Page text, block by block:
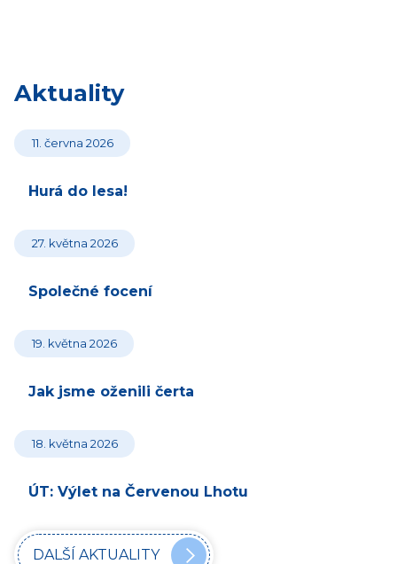
Aktuality
11. června 2026
Hurá do lesa!
27. května 2026
Společné focení
19. května 2026
Jak jsme oženili čerta
18. května 2026
ÚT: Výlet na Červenou Lhotu
DALŠÍ AKTUALITY